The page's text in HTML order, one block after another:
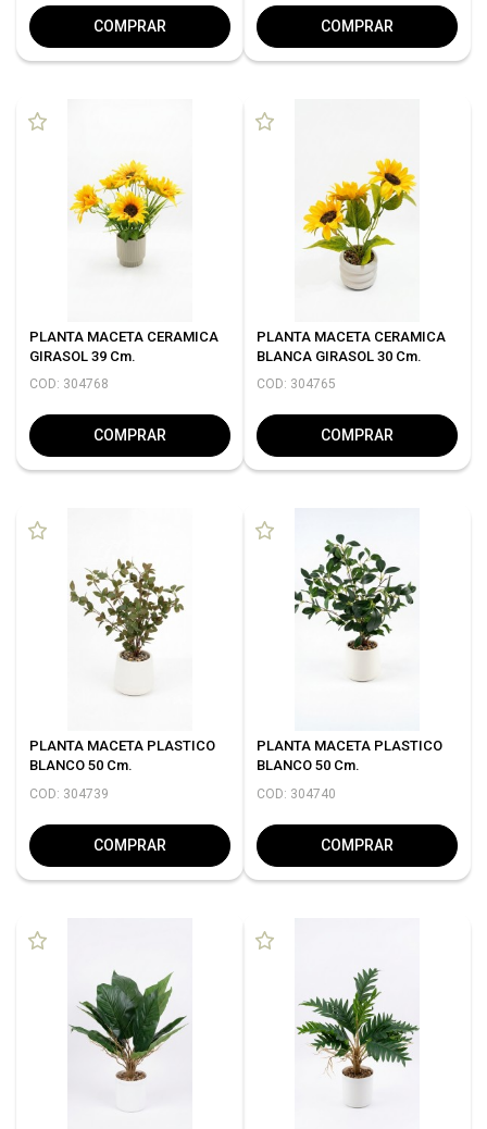
COMPRAR COMPRAR
PLANTA MACETA CERAMICA
GIRASOL 39 Cm.
COD: 304768
COMPRAR
PLANTA MACETA CERAMICA
BLANCA GIRASOL 30 Cm.
COD: 304765
COMPRAR
PLANTA MACETA PLASTICO
BLANCO 50 Cm.
COD: 304739
COMPRAR
PLANTA MACETA PLASTICO
BLANCO 50 Cm.
COD: 304740
COMPRAR